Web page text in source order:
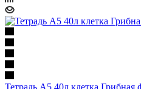
Тетрадь А5 40л клетка Грибная